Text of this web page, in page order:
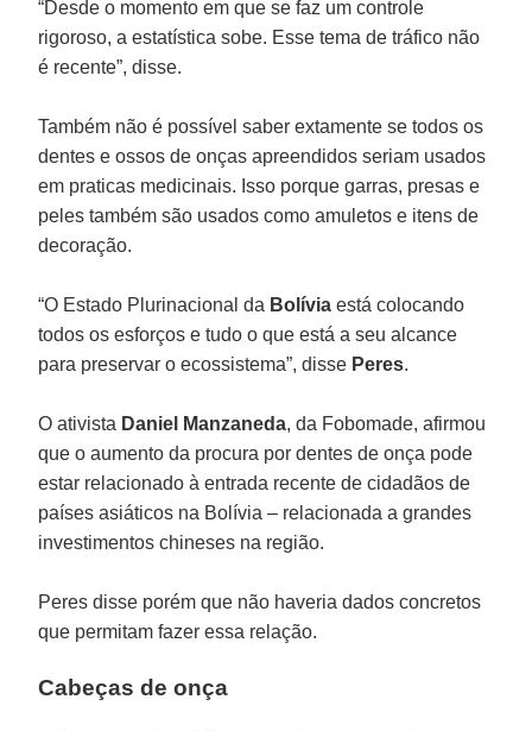
“Desde o momento em que se faz um controle
rigoroso, a estatística sobe. Esse tema de tráfico não
é recente”, disse.
Também não é possível saber extamente se todos os
dentes e ossos de onças apreendidos seriam usados
em praticas medicinais. Isso porque garras, presas e
peles também são usados como amuletos e itens de
decoração.
“O Estado Plurinacional da Bolívia está colocando
todos os esforços e tudo o que está a seu alcance
para preservar o ecossistema”, disse Peres.
O ativista Daniel Manzaneda, da Fobomade, afirmou
que o aumento da procura por dentes de onça pode
estar relacionado à entrada recente de cidadãos de
países asiáticos na Bolívia – relacionada a grandes
investimentos chineses na região.
Peres disse porém que não haveria dados concretos
que permitam fazer essa relação.
Cabeças de onça